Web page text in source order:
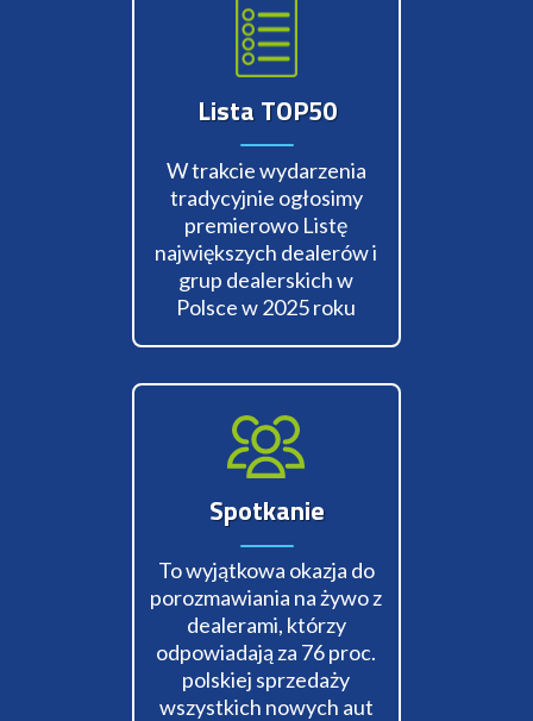
W trakcie wydarzenia
tradycyjnie ogłosimy
premierowo Listę
największych dealerów i
grup dealerskich w
Polsce w 2025 roku
Lista TOP50
To wyjątkowa okazja do
porozmawiania na żywo z
dealerami, którzy
odpowiadają za 76 proc.
polskiej sprzedaży
wszystkich nowych aut
Spotkanie